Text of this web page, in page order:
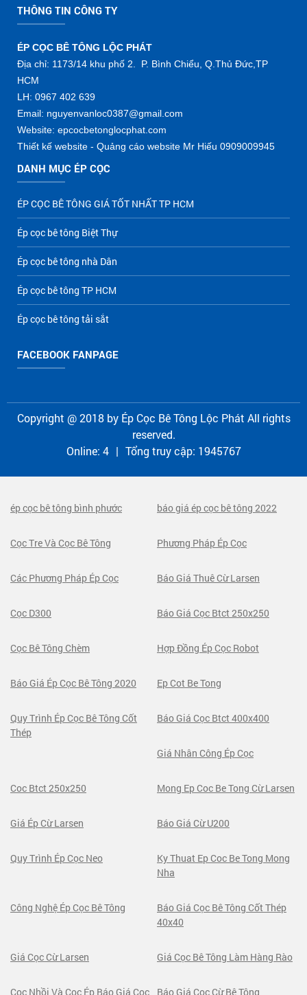
THÔNG TIN CÔNG TY
ÉP CỌC BÊ TÔNG LỘC PHÁT
Địa chỉ: 1173/14 khu phố 2. P. Bình Chiểu, Q.Thủ Đức,TP
HCM
LH: 0967 402 639
Email: nguyenvanloc0387@gmail.com
Website: epcocbetonglocphat.com
Thiết kế website - Quảng cáo website Mr Hiếu 0909009945
DANH MỤC ÉP CỌC
ÉP CỌC BÊ TÔNG GIÁ TỐT NHẤT TP HCM
Ép cọc bê tông Biệt Thự
Ép cọc bê tông nhà Dân
Ép cọc bê tông TP HCM
Ép cọc bê tông tải sắt
FACEBOOK FANPAGE
Copyright @ 2018 by Ép Cọc Bê Tông Lộc Phát All rights
reserved.
Online: 4 | Tổng truy cập: 1945767
ép cọc bê tông bình phước báo giá ép cọc bê tông 2022
Cọc Tre Và Cọc Bê Tông Phương Pháp Ép Cọc
Các Phương Pháp Ép Cọc Báo Giá Thuê Cừ Larsen
Cọc D300 Báo Giá Cọc Btct 250x250
Cọc Bê Tông Chèm Hợp Đồng Ép Cọc Robot
Báo Giá Ép Cọc Bê Tông 2020 Ep Cot Be Tong
Quy Trình Ép Cọc Bê Tông Cốt
Thép
Báo Giá Cọc Btct 400x400
Giá Nhân Công Ép Cọc
Coc Btct 250x250 Mong Ep Coc Be Tong Cừ Larsen
Giá Ép Cừ Larsen Báo Giá Cừ U200
Quy Trình Ép Cọc Neo
Ky Thuat Ep Coc Be Tong Mong
Nha
Công Nghệ Ép Cọc Bê Tông
Báo Giá Cọc Bê Tông Cốt Thép
40x40
Giá Cọc Cừ Larsen Giá Cọc Bê Tông Làm Hàng Rào
Cọc Nhồi Và Cọc Ép Báo Giá Cọc Báo Giá Cọc Cừ Bê Tông